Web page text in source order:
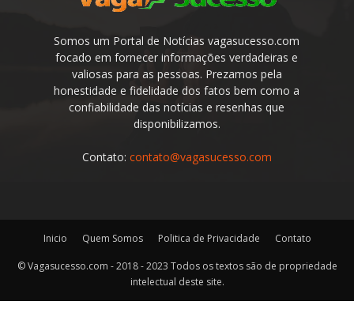
Somos um Portal de Notícias vagasucesso.com
focado em fornecer informações verdadeiras e
valiosas para as pessoas. Prezamos pela
honestidade e fidelidade dos fatos bem como a
confiabilidade das notícias e resenhas que
disponibilizamos.
Contato: contato@vagasucesso.com
Inicio Quem Somos Politica de Privacidade Contato
© Vagasucesso.com - 2018 - 2023 Todos os textos são de propriedade
intelectual deste site.